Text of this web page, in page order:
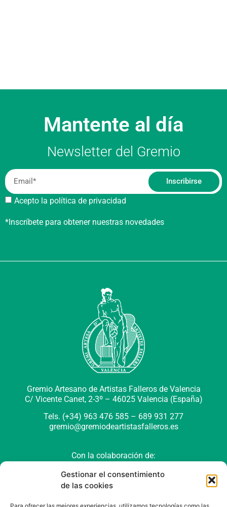
Gestionar el consentimiento
de las cookies
Mantente al día
Newsletter del Gremio
Acepto la política de privacidad
Inscribirse
*Inscríbete para obtener nuestras novedades
Gremio Artesano de Artistas Falleros de Valencia
C/ Vicente Canet, 2-3º – 46025 Valencia (España)
Tels. (+34) 963 476 585 – 689 931 277
gremio@gremiodeartistasfalleros.es
Con la colaboración de: